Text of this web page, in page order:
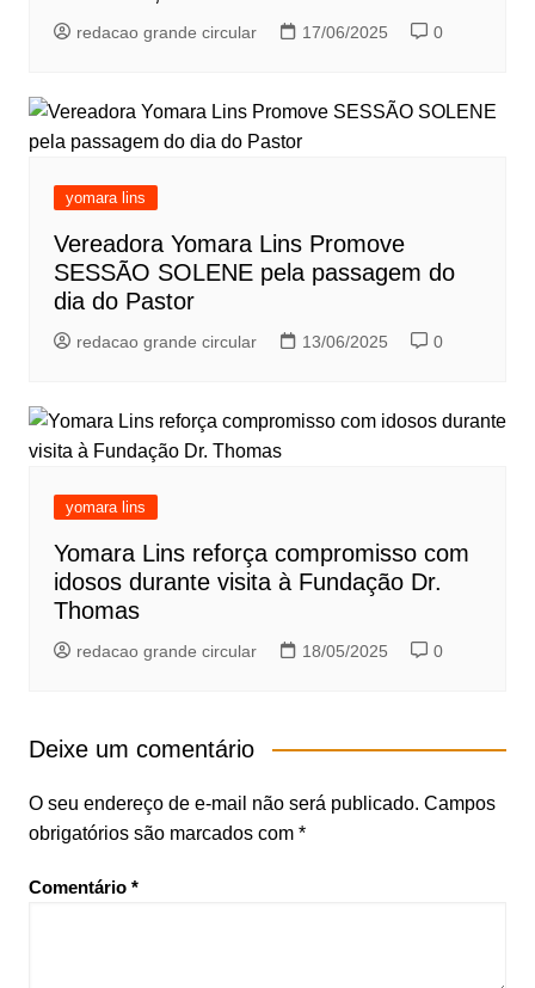
redacao grande circular 17/06/2025 0
yomara lins
Vereadora Yomara Lins Promove
SESSÃO SOLENE pela passagem do
dia do Pastor
redacao grande circular 13/06/2025 0
yomara lins
Yomara Lins reforça compromisso com
idosos durante visita à Fundação Dr.
Thomas
redacao grande circular 18/05/2025 0
Deixe um comentário
O seu endereço de e-mail não será publicado. Campos
obrigatórios são marcados com *
Comentário *